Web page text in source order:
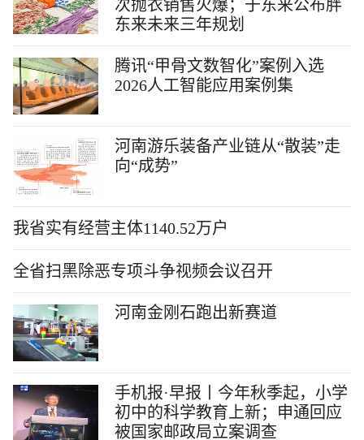
次抛衣销售火爆；于东来公布胖
东来未来三年规划
腾讯“甲骨文数智化”案例入选
2026人工智能应用案例集
河南游乐装备产业链从“散装”走
向“成势”
我省实有经营主体1140.52万户
全省扫黑除恶专项斗争视频会议召开
河南金刚石跑出新赛道
手机报·早报丨今年秋季起，小学
初中的科学教育上新；申通回应
被国家邮政局立案调查